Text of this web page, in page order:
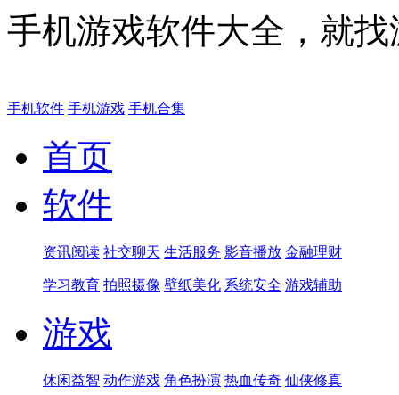
手机游戏软件大全，就
手机软件 手机游戏 手机合集
首页
软件
资讯阅读 社交聊天 生活服务 影音播放 金融理财
学习教育 拍照摄像 壁纸美化 系统安全 游戏辅助
游戏
休闲益智 动作游戏 角色扮演 热血传奇 仙侠修真